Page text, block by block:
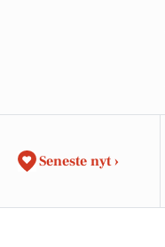
Seneste nyt ›